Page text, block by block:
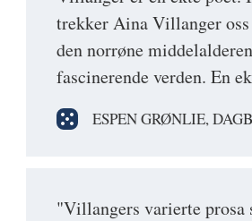
trekker Aina Villanger
den norrøne
fascinerende verden. En
ESPEN GRØNLIE,
"Villangers varierte prosa